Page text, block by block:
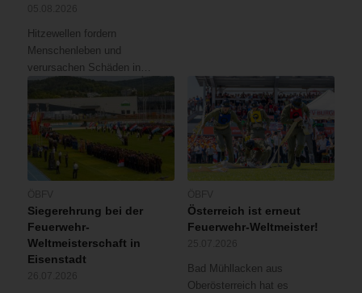
Hitzewellen fordern
Menschenleben und
verursachen Schäden in…
Siegerehrung bei der
Feuerwehr-
Weltmeisterschaft in
Eisenstadt
Österreich ist erneut
Feuerwehr-Weltmeister!
Bad Mühllacken aus
Oberösterreich hat es